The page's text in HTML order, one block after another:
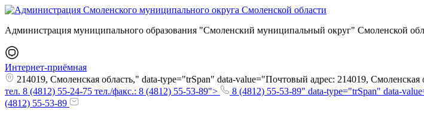
Администрация муниципального образования "Смоленский муниципальный округ" Смоленской
Интернет-приёмная
214019, Смоленская область," data-type="trSpan" data-value="Почтовый адрес: 214019,
тел. 8 (4812) 55-24-75 тел./факс.: 8 (4812) 55-53-89">
8 (4812) 55-53-89" data-type="trSpan" data-
(4812) 55-53-89